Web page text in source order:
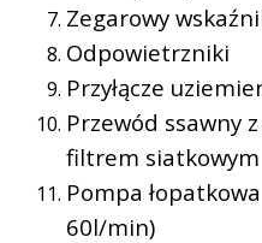
Zegarowy
Odpowietrzniki
Przyłącze
Przewód ssawny
filtrem siatkowym
Pompa
60l/min)